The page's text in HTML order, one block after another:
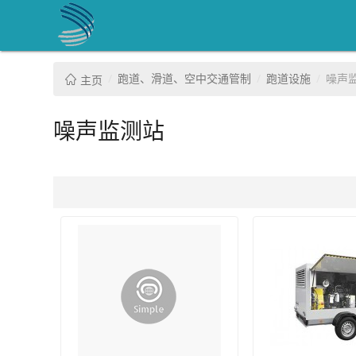
主页 跑道、滑道、空中交通管制 跑道设施 噪声
噪声监测站